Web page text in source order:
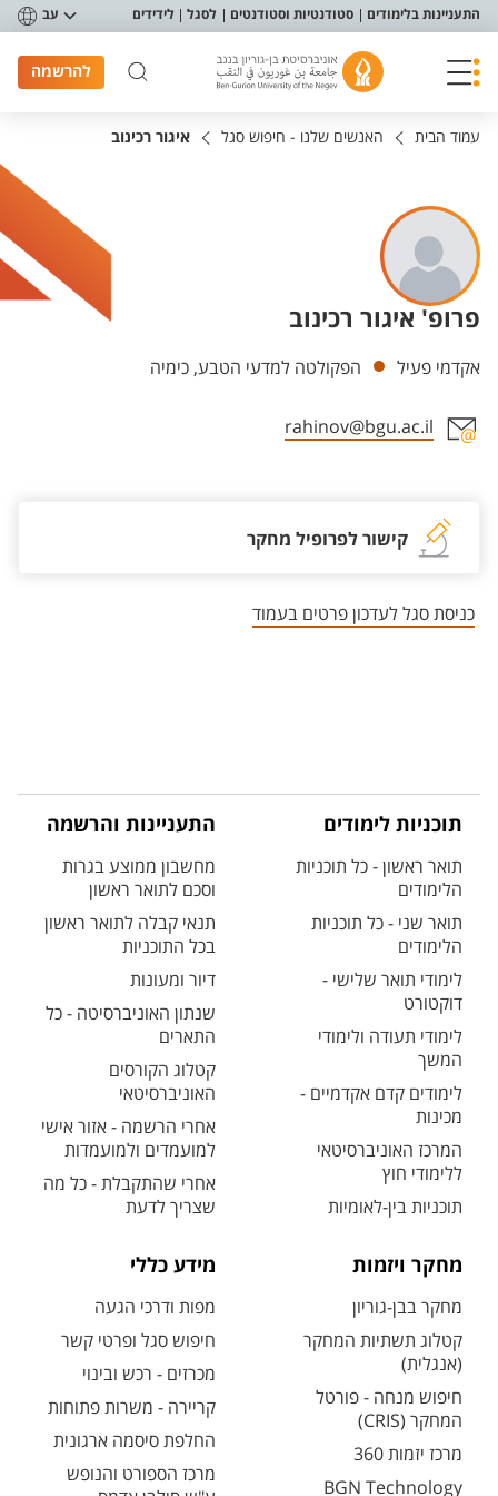
תפריט נגישות
התעניינות בלימודים סטודנטיות וסטודנטים לסגל לידידים עב
להרשמה
עמוד הבית האנשים שלנו - חיפוש סגל איגור רכינוב
פרופ' איגור רכינוב
יחידות
אקדמי פעיל הפקולטה למדעי הטבע, כימיה
rahinov@bgu.ac.il
קישור לפרופיל מחקר
כניסת סגל לעדכון פרטים בעמוד
תוכניות לימודים
תואר ראשון - כל תוכניות
הלימודים
תואר שני - כל תוכניות
הלימודים
לימודי תואר שלישי -
דוקטורט
לימודי תעודה ולימודי
המשך
לימודים קדם אקדמיים -
מכינות
המרכז האוניברסיטאי
ללימודי חוץ
תוכניות בין-לאומיות
התעניינות והרשמה
מחשבון ממוצע בגרות
וסכם לתואר ראשון
תנאי קבלה לתואר ראשון
בכל התוכניות
דיור ומעונות
שנתון האוניברסיטה - כל
התארים
קטלוג הקורסים
האוניברסיטאי
אחרי הרשמה - אזור אישי
למועמדים ולמועמדות
אחרי שהתקבלת - כל מה
שצריך לדעת
מחקר ויזמות
מחקר בבן-גוריון
קטלוג תשתיות המחקר
(אנגלית)
חיפוש מנחה - פורטל
המחקר (CRIS)
מרכז יזמות 360
BGN Technology
מידע כללי
מפות ודרכי הגעה
חיפוש סגל ופרטי קשר
מכרזים - רכש ובינוי
קריירה - משרות פתוחות
החלפת סיסמה ארגונית
מרכז הספורט והנופש